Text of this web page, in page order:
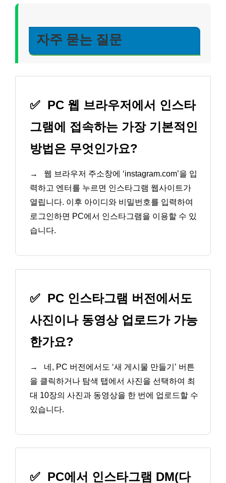
자주 묻는 질문
✅ PC 웹 브라우저에서 인스타
그램에 접속하는 가장 기본적인
방법은 무엇인가요?
→
웹 브라우저 주소창에 ‘instagram.com’을 입
력하고 엔터를 누르면 인스타그램 웹사이트가
열립니다. 이후 아이디와 비밀번호를 입력하여
로그인하면 PC에서 인스타그램을 이용할 수 있
습니다.
✅ PC 인스타그램 버전에서도
사진이나 동영상 업로드가 가능
한가요?
→
네, PC 버전에서도 ‘새 게시물 만들기’ 버튼
을 클릭하거나 탐색 탭에서 사진을 선택하여 최
대 10장의 사진과 동영상을 한 번에 업로드할 수
있습니다.
✅ PC에서 인스타그램 DM(다